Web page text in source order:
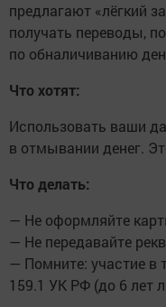
предлагают «лёгкий
получать переводы,
по обналичиванию
Что хотят:
Использовать ваши
в отмывании денег.
Что делать:
— Не оформляйте
— Не передавайте
— Помните: участие в
159.1 УК РФ (до 6 лет